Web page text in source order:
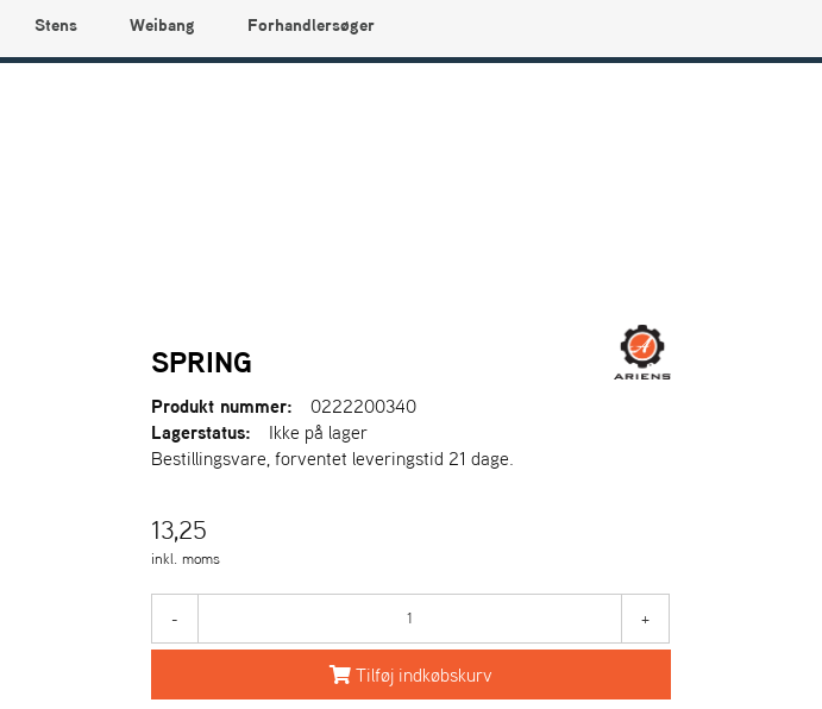
Stens Weibang Forhandlersøger
SPRING
Produkt nummer:
0222200340
Lagerstatus:
Ikke på lager
Bestillingsvare, forventet leveringstid 21 dage.
13,25
inkl. moms
- +
Tilføj indkøbskurv